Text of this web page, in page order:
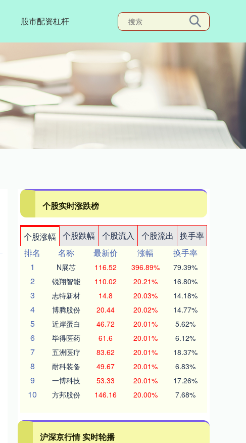
股市配资杠杆
个股实时涨跌榜
个股涨幅 个股跌幅 个股流入 个股流出
换手率
排名
名称 最新价 涨幅
换手率
1
N展芯 116.52 396.89% 79.39%
2 锐翔智能 110.02 20.21% 16.80%
3 志特新材 14.8 20.03% 14.18%
4 博腾股份 20.44 20.02% 14.77%
5 近岸蛋白 46.72 20.01% 5.62%
6 毕得医药 61.6 20.01% 6.12%
7 五洲医疗 83.62 20.01% 18.37%
8 耐科装备 49.67 20.01% 6.83%
9 一博科技 53.33 20.01% 17.26%
10 方邦股份 146.16 20.00% 7.68%
沪深京行情 实时轮播